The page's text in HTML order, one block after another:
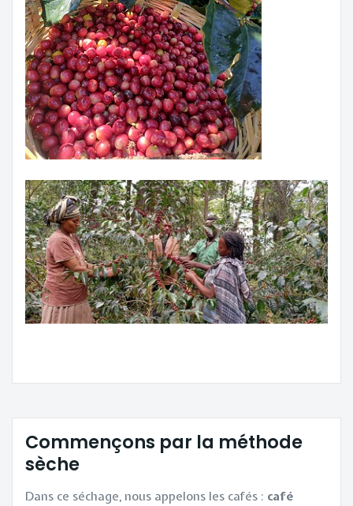
Commençons par la méthode
sèche
Dans ce séchage, nous appelons les cafés : café